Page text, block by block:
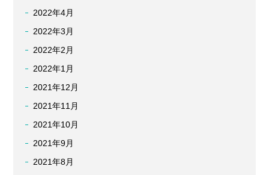
2022年4月
2022年3月
2022年2月
2022年1月
2021年12月
2021年11月
2021年10月
2021年9月
2021年8月